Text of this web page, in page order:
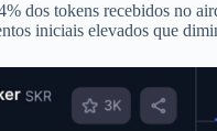
dos tokens recebidos no
iniciais elevados que